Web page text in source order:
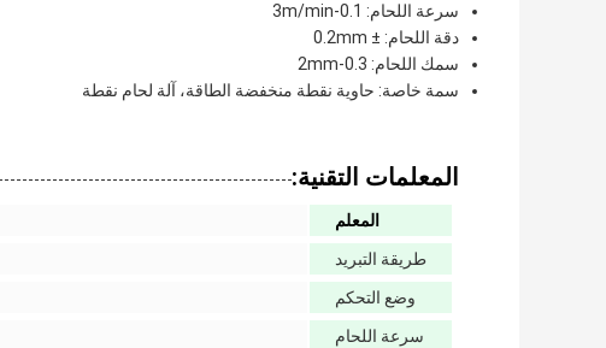
سرعة اللحام: 0.1-3m/min
دقة اللحام: ± 0.2mm
سمك اللحام: 0.3-2mm
سمة خاصة: حاوية نقطة منخفضة الطاقة، آلة لحام نقطة
المعلمات التقنية:
المعلم
طريقة التبريد
وضع التحكم
سرعة اللحام